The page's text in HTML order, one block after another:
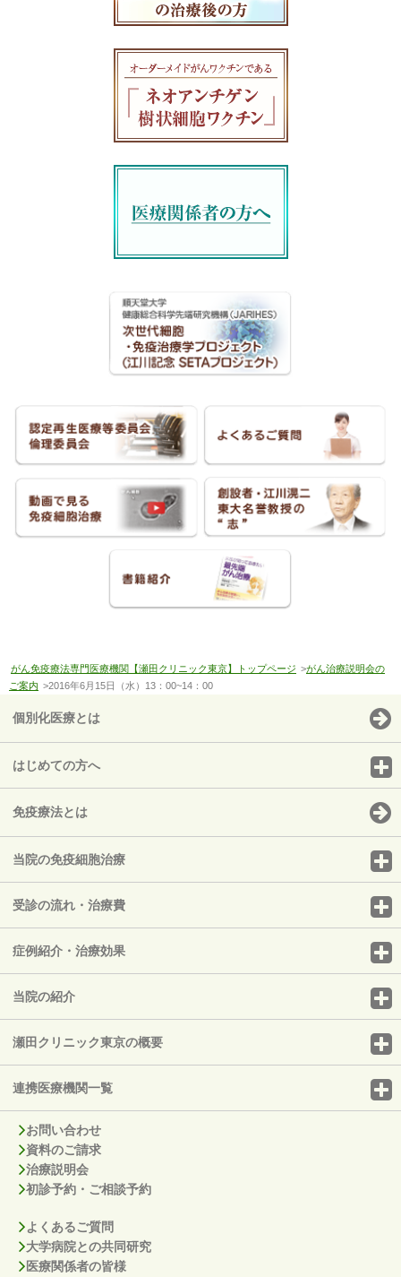
がん免疫療法専門医療機関【瀬田クリニック東京】トップページ >がん治療説明会の
ご案内 >2016年6月15日（水）13：00~14：00
個別化医療とは
はじめての方へ
免疫療法とは
当院の免疫細胞治療
受診の流れ・治療費
症例紹介・治療効果
当院の紹介
瀬田クリニック東京の概要
連携医療機関一覧
お問い合わせ
資料のご請求
治療説明会
初診予約・ご相談予約
よくあるご質問
大学病院との共同研究
医療関係者の皆様